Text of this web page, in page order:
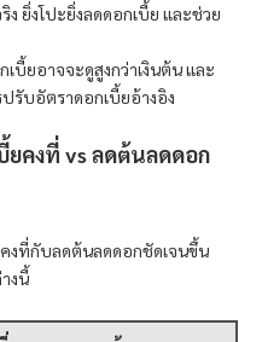
ยิ่งโปะยิ่งลดดอกเบี้ย และช่วย
เบี้ยอาจจะดูสูงกว่าเงินต้น และ
รับอัตราดอกเบี้ยอ้างอิง
ยคงที่ vs ลดต้นลดดอก
งที่กับลดต้นลดดอกชัดเจนขึ้น
งนี้